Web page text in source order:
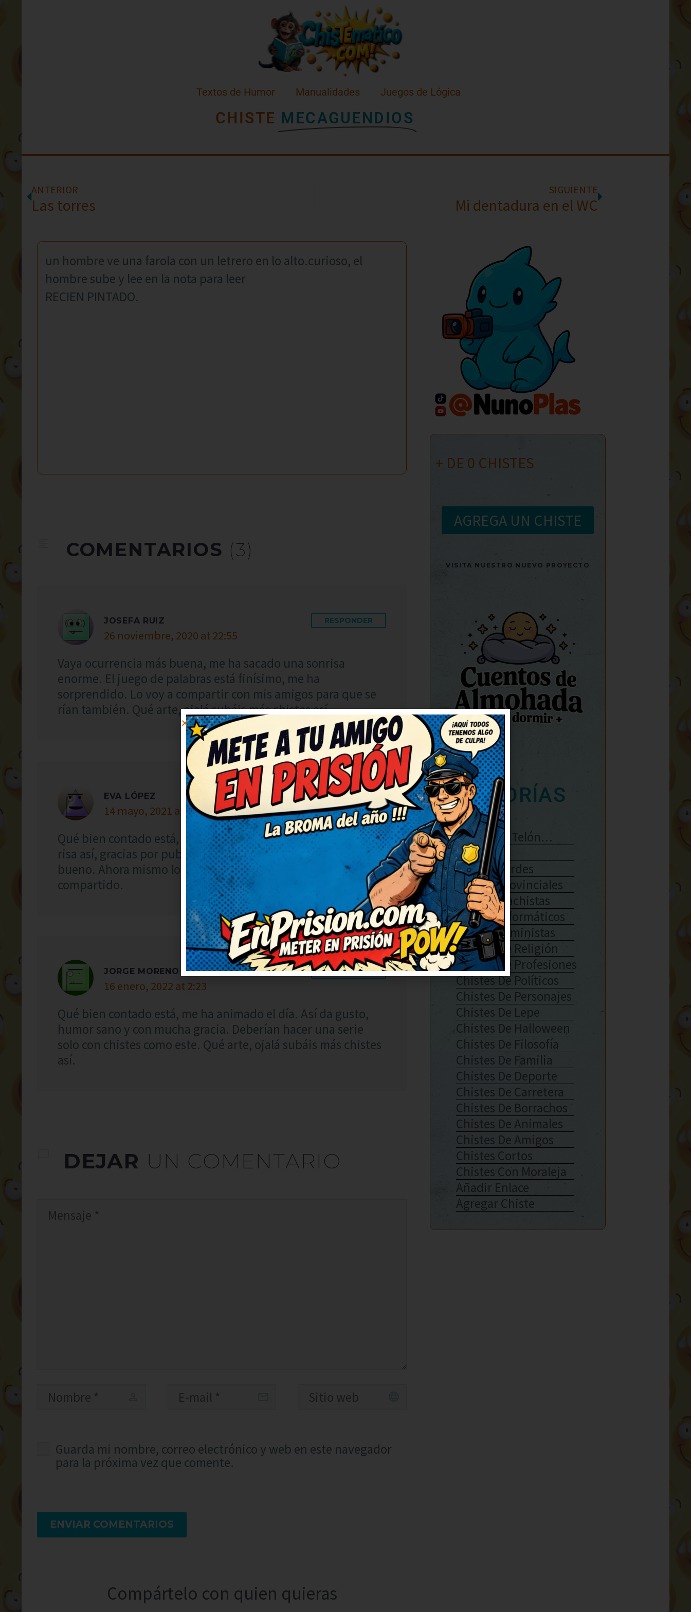
Textos de Humor Manualidades Juegos de Lógica
CHISTE MECAGUENDIOS
ANTERIOR
Las torres
SIGUIENTE
Mi dentadura en el WC
un hombre ve una farola con un letrero en lo alto.curioso, el
hombre sube y lee en la nota para leer
RECIEN PINTADO.
COMENTARIOS (3)
JOSEFA RUIZ
26 noviembre, 2020 at 22:55
RESPONDER
Vaya ocurrencia más buena, me ha sacado una sonrisa
enorme. El juego de palabras está finísimo, me ha
sorprendido. Lo voy a compartir con mis amigos para que se
rían también. Qué arte, ojalá subáis más chistes así.
EVA LÓPEZ
14 mayo, 2021 at 16:01
RESPONDER
Qué bien contado está, me ha animado el día. Necesitaba una
risa así, gracias por publicarlo. No puedo dejar de sonreír, qué
bueno. Ahora mismo lo reenvío porque merece ser
compartido.
JORGE MORENO
16 enero, 2022 at 2:23
RESPONDER
Qué bien contado está, me ha animado el día. Así da gusto,
humor sano y con mucha gracia. Deberían hacer una serie
solo con chistes como este. Qué arte, ojalá subáis más chistes
así.
DEJAR UN COMENTARIO
Guarda mi nombre, correo electrónico y web en este navegador
para la próxima vez que comente.
ENVIAR COMENTARIOS
Compártelo con quien quieras
+ DE 0 CHISTES
AGREGA UN CHISTE
VISITA NUESTRO NUEVO PROYECTO
CATEGORÍAS
Se Abre El Telón…
Enlaces
Chistes Verdes
Chistes Provinciales
Chistes Machistas
Chistes Informáticos
Chistes Feministas
Chistes De Religión
Chistes De Profesiones
Chistes De Políticos
Chistes De Personajes
Chistes De Lepe
Chistes De Halloween
Chistes De Filosofía
Chistes De Familia
Chistes De Deporte
Chistes De Carretera
Chistes De Borrachos
Chistes De Animales
Chistes De Amigos
Chistes Cortos
Chistes Con Moraleja
Añadir Enlace
Agregar Chiste